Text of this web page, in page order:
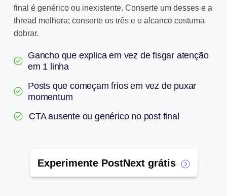
final é genérico ou inexistente. Conserte um desses e a
thread melhora; conserte os três e o alcance costuma
dobrar.
Gancho que explica em vez de fisgar atenção
em 1 linha
Posts que começam frios em vez de puxar
momentum
CTA ausente ou genérico no post final
Experimente PostNext grátis